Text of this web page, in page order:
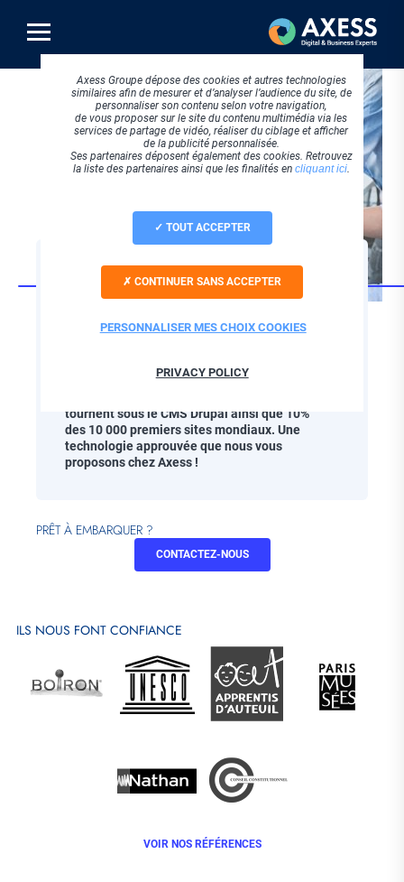
contenu
principal
STRATEGIE DIGITALE
Axess, votre agence
web experte pour
vos projets Drupal !
tournent sous le CMS Drupal ainsi que 10%
des 10 000 premiers sites mondiaux. Une
technologie approuvée que nous vous
proposons chez Axess !
PRÊT À EMBARQUER ?
CONTACTEZ-NOUS
ILS NOUS FONT CONFIANCE
VOIR NOS RÉFÉRENCES
Axess Groupe dépose des cookies et autres technologies
similaires afin de mesurer et d’analyser l’audience du site, de
personnaliser son contenu selon votre navigation,
de vous proposer sur le site du contenu multimédia via les
services de partage de vidéo, réaliser du ciblage et afficher
de la publicité personnalisée.
Ses partenaires déposent également des cookies. Retrouvez
la liste des partenaires ainsi que les finalités en cliquant ici.
TOUT ACCEPTER
CONTINUER SANS ACCEPTER
PERSONNALISER MES CHOIX COOKIES
PRIVACY POLICY